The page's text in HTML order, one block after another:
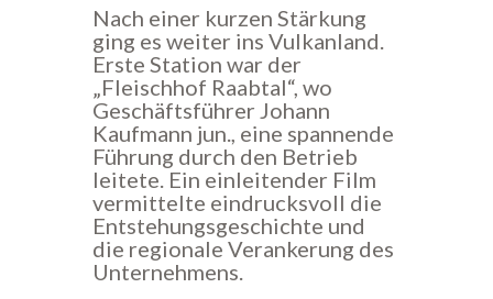
Nach einer kurzen Stärkung
ging es weiter ins Vulkanland.
Erste Station war der
„Fleischhof Raabtal“, wo
Geschäftsführer Johann
Kaufmann jun., eine spannende
Führung durch den Betrieb
leitete. Ein einleitender Film
vermittelte eindrucksvoll die
Entstehungsgeschichte und
die regionale Verankerung des
Unternehmens.